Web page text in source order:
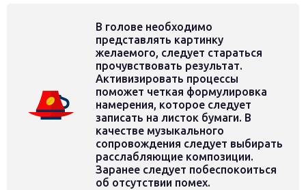
В голове необходимо
представлять картинку
желаемого, следует стараться
прочувствовать результат.
Активизировать процессы
поможет четкая формулировка
намерения, которое следует
записать на листок бумаги. В
качестве музыкального
сопровождения следует выбирать
расслабляющие композиции.
Заранее следует побеспокоиться
об отсутствии помех.